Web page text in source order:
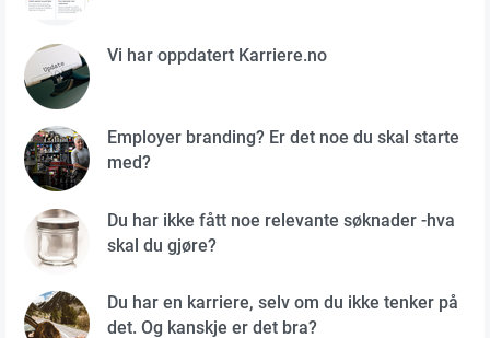
Vi har oppdatert Karriere.no
Employer branding? Er det noe du skal starte
med?
Du har ikke fått noe relevante søknader -hva
skal du gjøre?
Du har en karriere, selv om du ikke tenker på
det. Og kanskje er det bra?